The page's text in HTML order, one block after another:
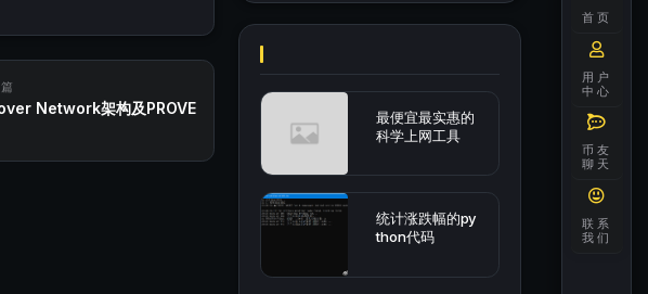
Network架构及PROVE
最便宜最实惠的
科学上网工具
统计涨跌幅的py
thon代码
首页
用户
中心
币友
聊天
联系
我们